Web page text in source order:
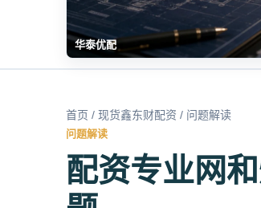
华泰优配
首页 / 现货鑫东财配资 / 问题解读
问题解读
配资专业网